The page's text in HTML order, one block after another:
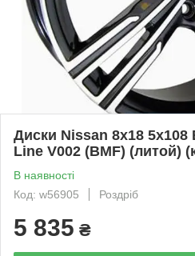
Диски Nissan 8x18 5x108
Line V002 (BMF) (литой)
В наявності
Код: w56905
Роздріб
5 835 ₴